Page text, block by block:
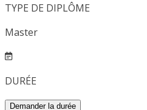
TYPE DE DIPLÔME
Master
DURÉE
Demander la durée